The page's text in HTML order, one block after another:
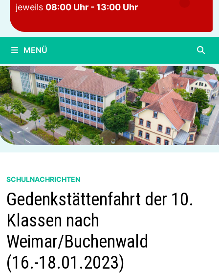
jeweils 08:00 Uhr - 13:00 Uhr
MENÜ
SCHULNACHRICHTEN
Gedenkstättenfahrt der 10.
Klassen nach
Weimar/Buchenwald
(16.-18.01.2023)